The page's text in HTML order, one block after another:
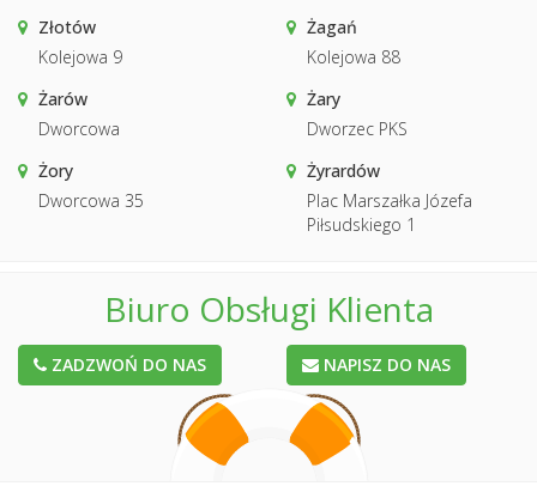
Złotów
Kolejowa 9
Żagań
Kolejowa 88
Żarów
Dworcowa
Żary
Dworzec PKS
Żory
Dworcowa 35
Żyrardów
Plac Marszałka Józefa
Piłsudskiego 1
Biuro Obsługi Klienta
ZADZWOŃ DO NAS NAPISZ DO NAS